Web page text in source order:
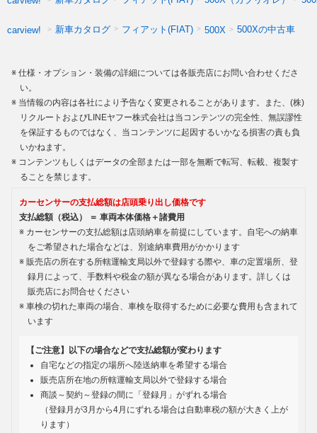
carview! 新車カタログ フィアット(FIAT) 500X 500Xの中古車
仕様・オプション・装備の詳細については各販売店にお問い合わせくださ
い。
当情報の内容は各社により予告なく変更されることがあります。また、(株)
リクルートおよびLINEヤフー株式会社は当コンテンツの完全性、無誤謬性
を保証するものではなく、当コンテンツに起因するいかなる損害の責も負
いかねます。
コンテンツもしくはデータの全部または一部を無断で転写、転載、複製す
ることを禁じます。
カーセンサーの支払総額は店頭乗り出し価格です
支払総額（税込） ＝ 車両本体価格＋諸費用
カーセンサーの支払総額は店頭納車を前提にしています。自宅への納車
をご希望された場合などは、別途納車費用がかかります
販売店の所在する所轄運輸支局以外で登録する際や、車の定置場所、登
録月によって、手数料や税金の額が異なる場合があります。詳しくは
販売店にお問合せください
車検の切れた車両の場合、車検を取得するために必要な費用も含まれて
います
【ご注意】以下の場合などで支払総額が変わります
自宅などの指定の場所へ陸送納車を希望する場合
販売店所在地の所轄運輸支局以外で登録する場合
商談～契約～登録の間に「登録月」がずれる場合
（登録月が3月から4月にずれる場合は自動車税の額が大きく上が
ります）